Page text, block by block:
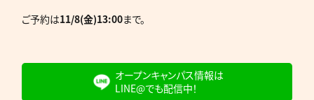
ご予約は11/8(金)13:00まで。
オープンキャンパス情報は
LINE@でも配信中！